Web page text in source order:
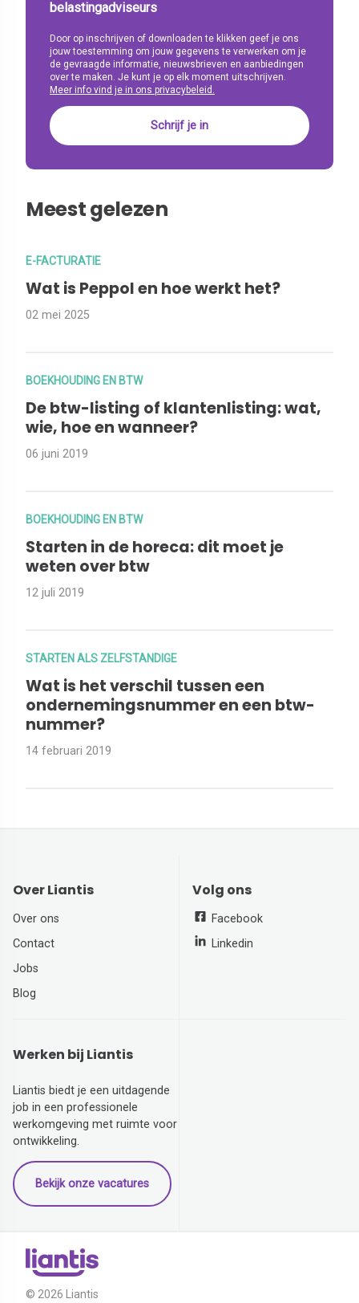
belastingadviseurs
Door op inschrijven of downloaden te klikken geef je ons
jouw toestemming om jouw gegevens te verwerken om je
de gevraagde informatie, nieuwsbrieven en aanbiedingen
over te maken. Je kunt je op elk moment uitschrijven.
Meer info vind je in ons privacybeleid.
Meest gelezen
E-FACTURATIE
Wat is Peppol en hoe werkt het?
02 mei 2025
BOEKHOUDING EN BTW
De btw-listing of klantenlisting: wat,
wie, hoe en wanneer?
06 juni 2019
BOEKHOUDING EN BTW
Starten in de horeca: dit moet je
weten over btw
12 juli 2019
STARTEN ALS ZELFSTANDIGE
Wat is het verschil tussen een
ondernemingsnummer en een btw-
nummer?
14 februari 2019
Over Liantis
Over ons
Contact
Jobs
Blog
Volg ons
Facebook
Linkedin
Werken bij Liantis
Liantis biedt je een uitdagende
job in een professionele
werkomgeving met ruimte voor
ontwikkeling.
Bekijk onze vacatures
© 2026 Liantis